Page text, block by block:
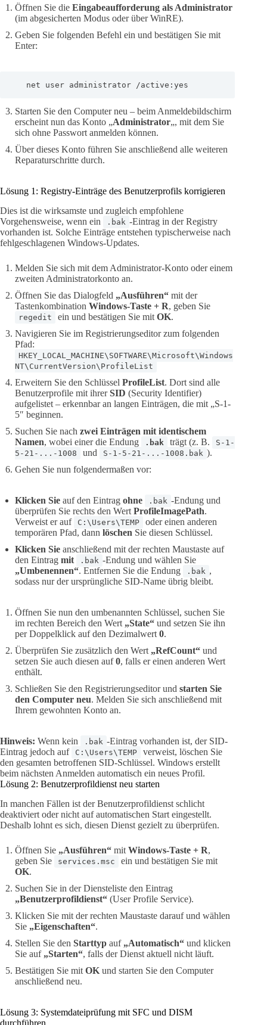
Öffnen Sie die Eingabeaufforderung als Administrator
(im abgesicherten Modus oder über WinRE).
Geben Sie folgenden Befehl ein und bestätigen Sie mit
Enter:
   net user administrator /active:yes
Starten Sie den Computer neu – beim Anmeldebildschirm
erscheint nun das Konto „Administrator„, mit dem Sie
sich ohne Passwort anmelden können.
Über dieses Konto führen Sie anschließend alle weiteren
Reparaturschritte durch.
Lösung 1: Registry-Einträge des Benutzerprofils korrigieren
Dies ist die wirksamste und zugleich empfohlene
Vorgehensweise, wenn ein
.bak -Eintrag in der Registry
vorhanden ist. Solche Einträge entstehen typischerweise nach
fehlgeschlagenen Windows-Updates.
Melden Sie sich mit dem Administrator-Konto oder einem
zweiten Administratorkonto an.
Öffnen Sie das Dialogfeld „Ausführen“ mit der
Tastenkombination Windows-Taste + R, geben Sie
regedit ein und bestätigen Sie mit OK.
Navigieren Sie im Registrierungseditor zum folgenden
Pfad:
HKEY_LOCAL_MACHINE\SOFTWARE\Microsoft\Windows
NT\CurrentVersion\ProfileList
Erweitern Sie den Schlüssel ProfileList. Dort sind alle
Benutzerprofile mit ihrerSID (Security Identifier)
aufgelistet – erkennbar an langen Einträgen, die mit „S-1-
5″ beginnen.
Suchen Sie nach zwei Einträgen mit identischem
Namen, wobei einer die Endung .bak trägt (z. B.
S-1-
5-21-...-1008
und S-1-5-21-...-1008.bak ).
Gehen Sie nun folgendermaßen vor:
Klicken Sie auf den Eintrag ohne .bak -Endung und
überprüfen Sie rechts den Wert ProfileImagePath.
Verweist er auf
C:\Users\TEMP
oder einen anderen
temporären Pfad, dann löschen Sie diesen Schlüssel.
Klicken Sie anschließend mit der rechten Maustaste auf
den Eintrag mit .bak -Endung und wählen Sie
„Umbenennen“. Entfernen Sie die Endung .bak ,
sodass nur der ursprüngliche SID-Name übrig bleibt.
Öffnen Sie nun den umbenannten Schlüssel, suchen Sie
im rechten Bereich den Wert „State“ und setzen Sie ihn
per Doppelklick auf den Dezimalwert 0.
Überprüfen Sie zusätzlich den Wert „RefCount“ und
setzen Sie auch diesen auf0, falls er einen anderen Wert
enthält.
Schließen Sie den Registrierungseditor und starten Sie
den Computer neu. Melden Sie sich anschließend mit
Ihrem gewohnten Konto an.
Hinweis: Wenn kein .bak -Eintrag vorhanden ist, der SID-
Eintrag jedoch auf
C:\Users\TEMP
verweist, löschen Sie
den gesamten betroffenen SID-Schlüssel. Windows erstellt
beim nächsten Anmelden automatisch ein neues Profil.
Lösung 2: Benutzerprofildienst neu starten
In manchen Fällen ist der Benutzerprofildienst schlicht
deaktiviert oder nicht auf automatischen Start eingestellt.
Deshalb lohnt es sich, diesen Dienst gezielt zu überprüfen.
Öffnen Sie „Ausführen“ mit Windows-Taste + R,
geben Sie
services.msc
ein und bestätigen Sie mit
OK.
Suchen Sie in der Diensteliste den Eintrag
„Benutzerprofildienst“ (User Profile Service).
Klicken Sie mit der rechten Maustaste darauf und wählen
Sie „Eigenschaften“.
Stellen Sie den Starttyp auf „Automatisch“ und klicken
Sie auf „Starten“, falls der Dienst aktuell nicht läuft.
Bestätigen Sie mit OK und starten Sie den Computer
anschließend neu.
Lösung 3: Systemdateiprüfung mit SFC und DISM
durchführen